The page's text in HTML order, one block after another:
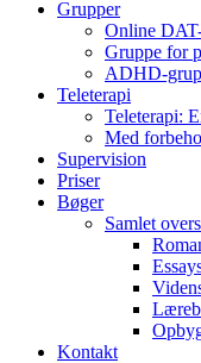
Grupper
Online
Gruppe for
ADHD-
Teleterapi
Teleterapi:
Med
Supervision
Priser
Bøger
Samlet
Kontakt